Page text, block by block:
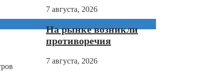
7 августа, 2026
На рынке возникли
противоречия
7 августа, 2026